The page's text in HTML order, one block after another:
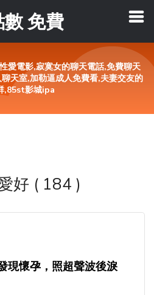
免費
愛電影,寂寞女的聊天電話,免費聊天
天室,加勒逼成人免費看,夫妻交友的
,85st影城ipa
好 ( 184 )
現懷孕，照超聲波後淚